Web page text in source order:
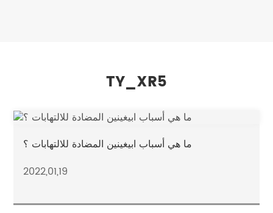
TY_XR5
ما هي أسباب ابيغينين المضادة للالتهابات ؟
2022,01,19